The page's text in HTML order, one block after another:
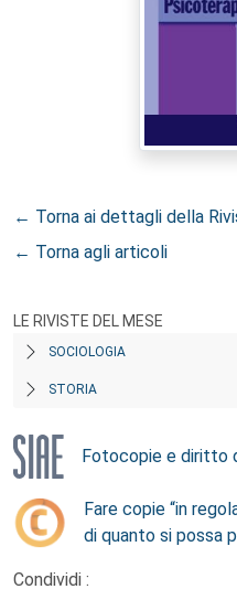
← Torna ai dettagli della
← Torna agli articoli
LE RIVISTE DEL MESE
SOCIOLOGIA
STORIA
Fotocopie e diritto
Fare copie “in
di quanto si possa
Condividi :